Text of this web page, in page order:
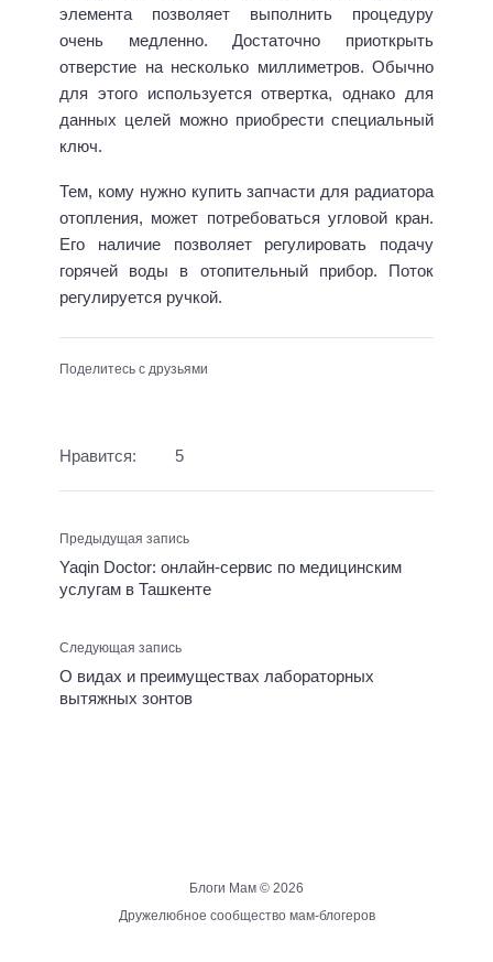
элемента позволяет выполнить процедуру
очень медленно. Достаточно приоткрыть
отверстие на несколько миллиметров. Обычно
для этого используется отвертка, однако для
данных целей можно приобрести специальный
ключ.
Тем, кому нужно купить запчасти для радиатора
отопления, может потребоваться угловой кран.
Его наличие позволяет регулировать подачу
горячей воды в отопительный прибор. Поток
регулируется ручкой.
Поделитесь с друзьями
Нравится: 5
Предыдущая запись
Yaqin Doctor: онлайн-сервис по медицинским
услугам в Ташкенте
Следующая запись
О видах и преимуществах лабораторных
вытяжных зонтов
Блоги Мам © 2026
Дружелюбное сообщество мам-блогеров